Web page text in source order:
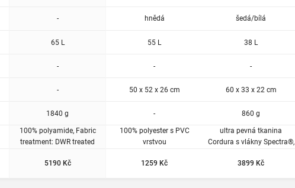
-
65 L
-
-
1840 g
100% polyamide, Fabric
treatment: DWR treated
5190 Kč
hnědá
55 L
-
50 x 52 x 26 cm
-
100% polyester s PVC
vrstvou
1259 Kč
šedá/bílá
38 L
-
60 x 33 x 22 cm
860 g
ultra pevná tkanina
Cordura s vlákny Spectra®,
3899 Kč